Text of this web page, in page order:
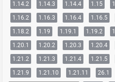
1.14.2
1.14.3 1.14.4 1.15
1.16.2
1.16.3 1.16.4 1.16.5
1.18.2
1.19 1.19.1 1.19.2
1.20.1
1.20.2 1.20.3 1.20.4
1.21.2
1.21.3 1.21.4 1.21.5
1.21.9
1.21.10 1.21.11 26.1